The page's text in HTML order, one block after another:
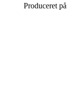
Produceret